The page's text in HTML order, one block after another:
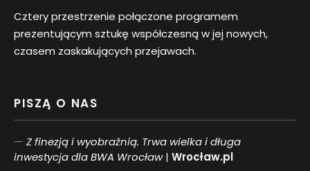
Cztery przestrzenie połączone programem
prezentującym sztukę współczesną w jej nowych,
czasem zaskakujących przejawach.
PISZĄ O NAS
Z finezją i wyobraźnią. Trwa wielka i długa
inwestycja dla BWA Wrocław| Wrocław.pl